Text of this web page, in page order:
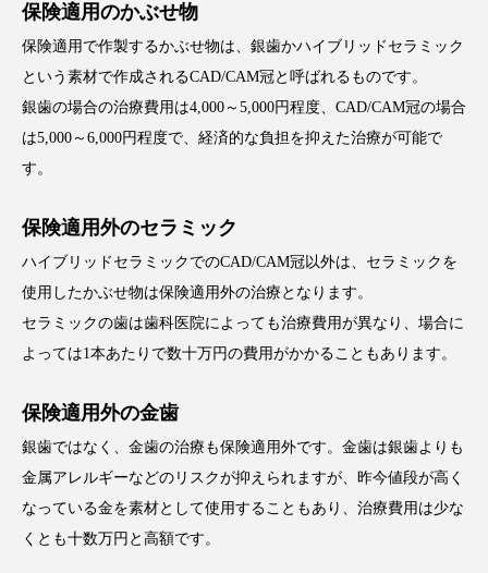
保険適用のかぶせ物
保険適用で作製するかぶせ物は、銀歯かハイブリッドセラミック
という素材で作成されるCAD/CAM冠と呼ばれるものです。
銀歯の場合の治療費用は4,000～5,000円程度、CAD/CAM冠の場合
は5,000～6,000円程度で、経済的な負担を抑えた治療が可能で
す。
保険適用外のセラミック
ハイブリッドセラミックでのCAD/CAM冠以外は、セラミックを
使用したかぶせ物は保険適用外の治療となります。
セラミックの歯は歯科医院によっても治療費用が異なり、場合に
よっては1本あたりで数十万円の費用がかかることもあります。
保険適用外の金歯
銀歯ではなく、金歯の治療も保険適用外です。金歯は銀歯よりも
金属アレルギーなどのリスクが抑えられますが、昨今値段が高く
なっている金を素材として使用することもあり、治療費用は少な
くとも十数万円と高額です。